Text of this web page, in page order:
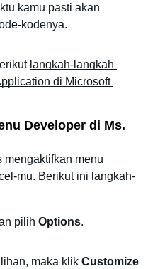
kamu pasti akan
kodenya.
langkah-langkah
di Microsoft
Developer di Ms.
mu. Berikut ini langkah-
pilih Options.
maka klik Customize